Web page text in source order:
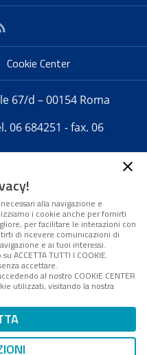
Cookie Center
67/d – 00154 Roma
06 684251 - fax. 06
telematica iscritta
del Tribunale di Roma -
- Direttore resp. Michela
a Direzione e
S.p.A. - FPA s.r.l.
sistema di management
- R.E.A. Roma
AWS
sito
alla navigazione e
i cookie anche per fornirti
per facilitare le interazioni con
di ricevere comunicazioni di
e ai tuoi interessi.
ACCETTA TUTTI I COOKIE.
accettare.
al nostro COOKIE CENTER
utilizzati, visitando la nostra